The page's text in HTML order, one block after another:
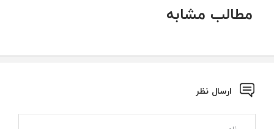
مطالب مشابه
ارسال نظر